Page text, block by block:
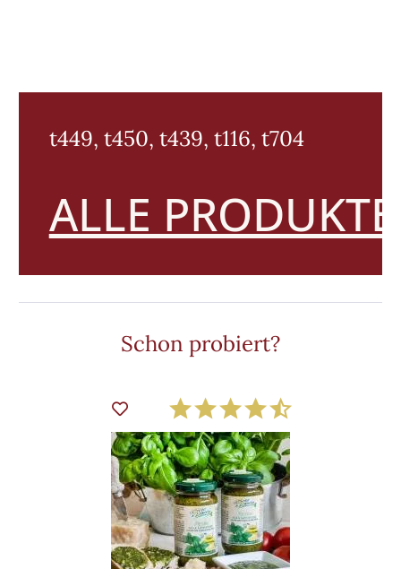
t449, t450, t439, t116, t704
ALLE
Schon probiert?